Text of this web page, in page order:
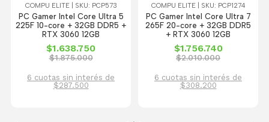
COMPU ELITE | SKU: PCP573
PC Gamer Intel Core Ultra 5
225F 10-core + 32GB DDR5 +
RTX 3060 12GB
$1.638.750
$1.875.000
6 cuotas sin interés de
$287.500
COMPU ELITE | SKU: PCP1274
PC Gamer Intel Core Ultra 7
265F 20-core + 32GB DDR5
+ RTX 3060 12GB
$1.756.740
$2.010.000
6 cuotas sin interés de
$308.200